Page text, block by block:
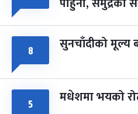
चैत्र ८, २०८३-Mar 22, 2027
८ सुनचाँदीको मूल्य
५ मधेशमा भयको